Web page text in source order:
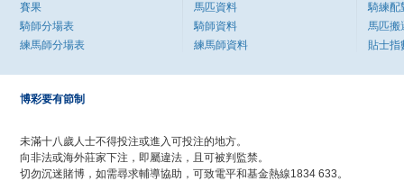
賽果
騎師分場表
練馬師分場表
馬匹資料
騎師資料
練馬師資料
騎練配
馬匹搬
貼士指
博彩要有節制
未滿十八歲人士不得投注或進入可投注的地方。
向非法或海外莊家下注，即屬違法，且可被判監禁。
切勿沉迷賭博，如需尋求輔導協助，可致電平和基金熱線1834 633。